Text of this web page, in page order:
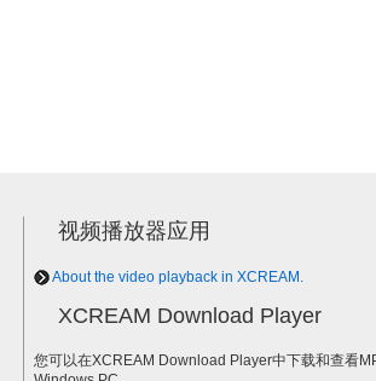
视频播放器应用
About the video playback in XCREAM.
XCREAM Download Player
您可以在XCREAM Download Player中下载和查看